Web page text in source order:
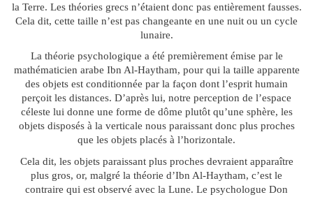
la Terre. Les théories grecs n’étaient donc pas entièrement fausses.
Cela dit, cette taille n’est pas changeante en une nuit ou un cycle
lunaire.
La théorie psychologique a été premièrement émise par le
mathématicien arabe Ibn Al-Haytham, pour qui la taille apparente
des objets est conditionnée par la façon dont l’esprit humain
perçoit les distances. D’après lui, notre perception de l’espace
céleste lui donne une forme de dôme plutôt qu’une sphère, les
objets disposés à la verticale nous paraissant donc plus proches
que les objets placés à l’horizontale.
Cela dit, les objets paraissant plus proches devraient apparaître
plus gros, or, malgré la théorie d’Ibn Al-Haytham, c’est le
contraire qui est observé avec la Lune. Le psychologue Don